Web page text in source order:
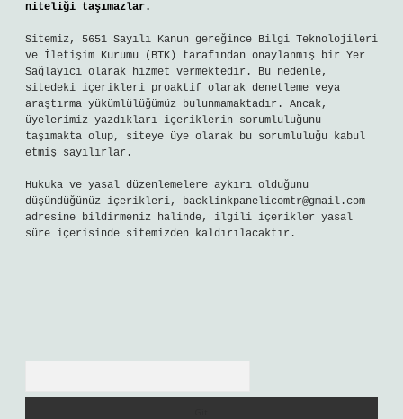
niteliği taşımazlar.
Sitemiz, 5651 Sayılı Kanun gereğince Bilgi Teknolojileri
ve İletişim Kurumu (BTK) tarafından onaylanmış bir Yer
Sağlayıcı olarak hizmet vermektedir. Bu nedenle,
sitedeki içerikleri proaktif olarak denetleme veya
araştırma yükümlülüğümüz bulunmamaktadır. Ancak,
üyelerimiz yazdıkları içeriklerin sorumluluğunu
taşımakta olup, siteye üye olarak bu sorumluluğu kabul
etmiş sayılırlar.
Hukuka ve yasal düzenlemelere aykırı olduğunu
düşündüğünüz içerikleri, backlinkpanelicomtr@gmail.com
adresine bildirmeniz halinde, ilgili içerikler yasal
süre içerisinde sitemizden kaldırılacaktır.